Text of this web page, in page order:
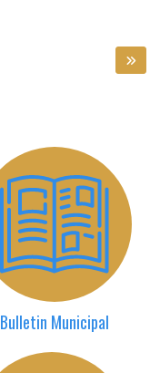
Bulletin Municipal